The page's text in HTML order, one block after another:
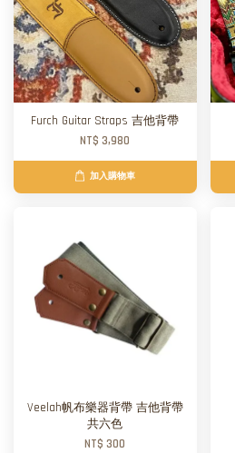
Furch Guitar Straps 吉他背帶
NT$ 3,980
加入購物車
Veelah帆布樂器背帶 吉他背帶
共六色
NT$ 300